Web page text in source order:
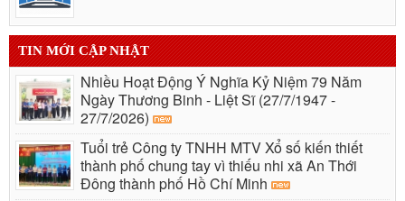
TIN MỚI CẬP NHẬT
Nhiều Hoạt Động Ý Nghĩa Kỷ Niệm 79 Năm
Ngày Thương Binh - Liệt Sĩ (27/7/1947 -
27/7/2026)
Tuổi trẻ Công ty TNHH MTV Xổ số kiến thiết
thành phố chung tay vì thiếu nhi xã An Thới
Đông thành phố Hồ Chí Minh